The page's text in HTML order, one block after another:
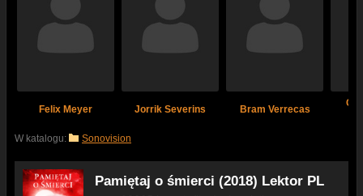
Felix Meyer Jorrik Severins Bram Verrecas
W katalogu: Sonovision
Pamiętaj o śmierci (2018) Lektor PL